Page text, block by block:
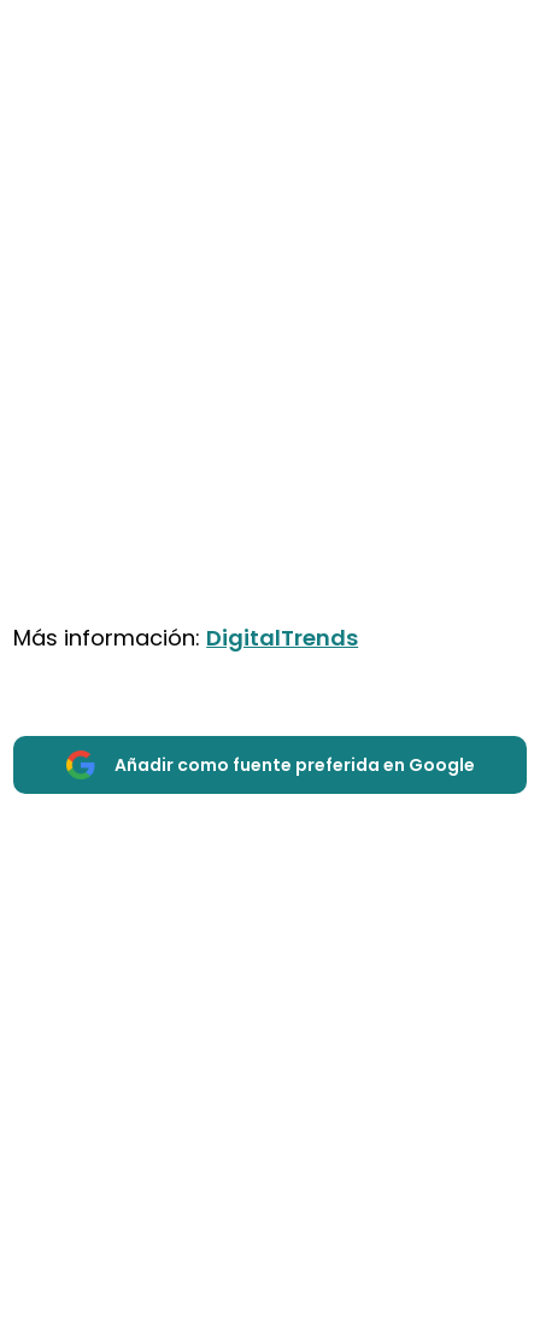
Más información: DigitalTrends
Añadir como fuente preferida en Google